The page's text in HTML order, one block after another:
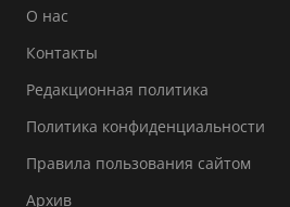
О нас
Контакты
Редакционная политика
Политика конфиденциальности
Правила пользования сайтом
Архив